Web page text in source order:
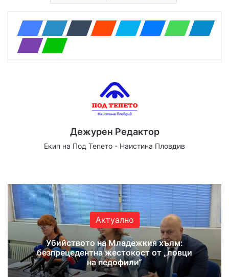
Дежурен Редактор
Екип на Под Тепето - Наистина Пловдив
Актуално
Убийството на Младежкия хълм:
безпрецедентна жестокост от „ловци
на педофили“